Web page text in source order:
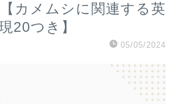
カメムシに関連する英
20つき】
05/05/2024